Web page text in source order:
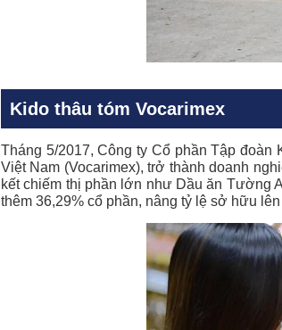
Kido thâu tóm Vocarimex
Tháng 5/2017, Công ty Cổ phần Tập đoàn
Việt Nam (Vocarimex), trở thành doanh
kết chiếm thị phần lớn như Dầu ăn Tường
thêm 36,29% cổ phần, nâng tỷ lệ sở hữu